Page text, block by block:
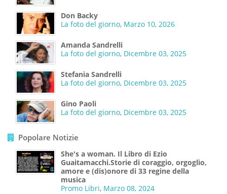
Don Backy
La foto del giorno, Marzo 10, 2026
Amanda Sandrelli
La foto del giorno, Dicembre 03, 2025
Stefania Sandrelli
La foto del giorno, Dicembre 03, 2025
Gino Paoli
La foto del giorno, Dicembre 03, 2025
Popolare Notizie
She's a woman. Il Libro di Ezio
Guaitamacchi.Storie di coraggio, orgoglio,
amore e (dis)onore di 33 regine della
musica
Promo Libri, Marzo 08, 2024